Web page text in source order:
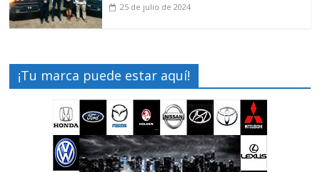
25 de julio de 2024
¡Tu marca puede estar aquí!